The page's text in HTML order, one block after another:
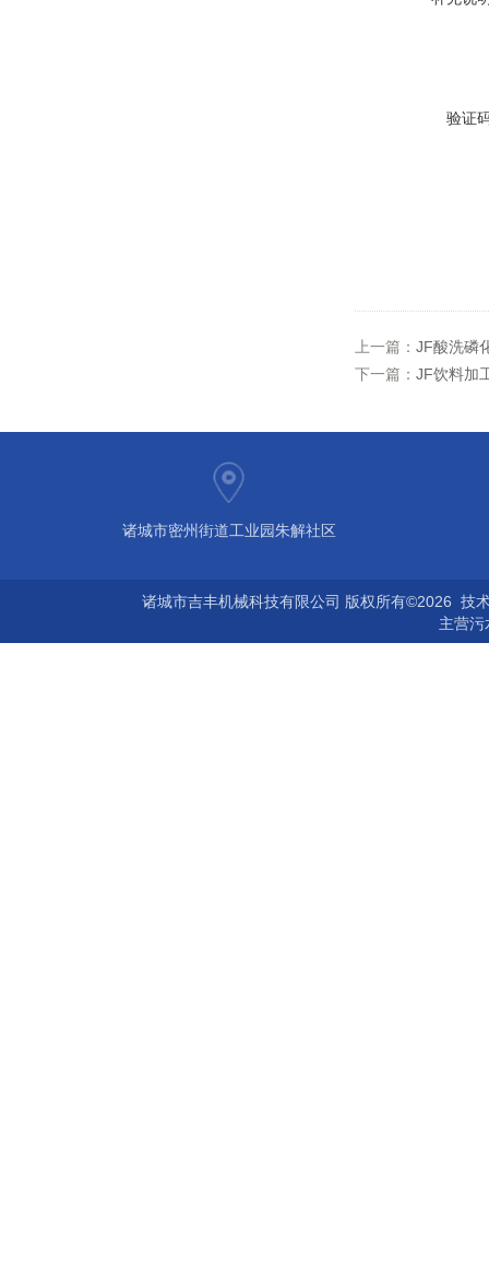
验证
上一篇： JF酸洗磷
下一篇： JF饮料加
诸城市密州街道工业园朱解社区
诸城市吉丰机械科技有限公司 版权所有©2026 技
主营污